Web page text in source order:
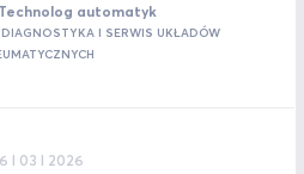
automatyk
I SERWIS UKŁADÓW
I 03 I 2026